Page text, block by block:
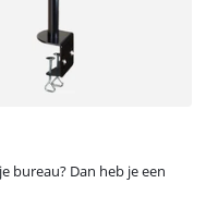
bureau? Dan heb je een